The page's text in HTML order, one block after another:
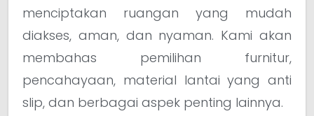
menciptakan ruangan yang mudah
diakses, aman, dan nyaman. Kami akan
membahas pemilihan furnitur,
pencahayaan, material lantai yang anti
slip, dan berbagai aspek penting lainnya.